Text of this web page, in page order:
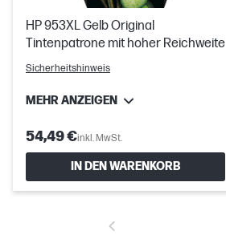
HP 953XL Gelb Original
Tintenpatrone mit hoher Reichweite
Sicherheitshinweis
MEHR ANZEIGEN
54,49 €inkl. MwSt.
IN DEN WARENKORB